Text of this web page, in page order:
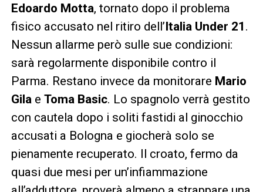
Edoardo Motta, tornato dopo il problema
fisico accusato nel ritiro dell’Italia Under 21 .
Nessun allarme però sulle sue condizioni:
sarà regolarmente disponibile contro il
Parma. Restano invece da monitorare Mario
Gilae Toma Basic. Lo spagnolo verrà gestito
con cautela dopo i soliti fastidi al ginocchio
accusati a Bologna e giocherà solo se
pienamente recuperato. Il croato, fermo da
quasi due mesi per un’infiammazione